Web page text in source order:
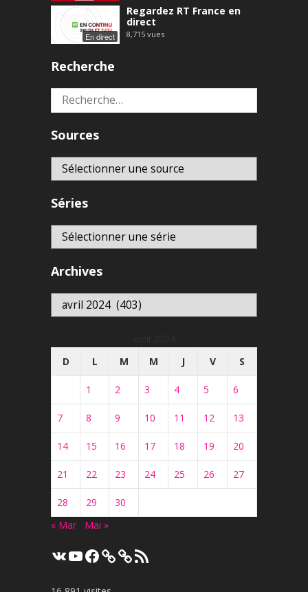
En direct
Regardez RT France en
direct
8,715 vues
Recherche
Rechercher :
Sources
Séries
Archives
Archives
D
L M M J V S
1 2 3 4 5 6
7 8 9 10 11 12 13
14 15 16 17 18 19 20
21 22 23 24 25 26 27
28 29
30
« Mar
Mai »
VK YouTube
Facebook Flux
RSS